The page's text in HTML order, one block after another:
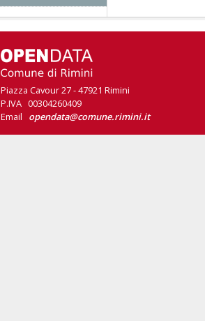
Piazza Cavour 27 - 47921 Rimini
P.IVA 00304260409
Email opendata@comune.rimini.it